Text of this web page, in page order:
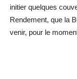
initier quelques
Rendement, que la
venir, pour le